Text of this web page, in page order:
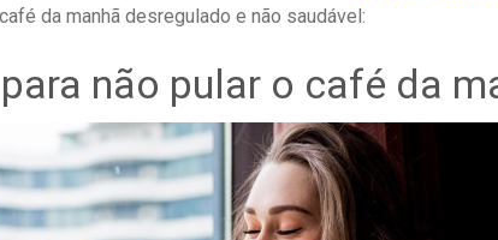
da manhã desregulado e não saudável:
não pular o café da